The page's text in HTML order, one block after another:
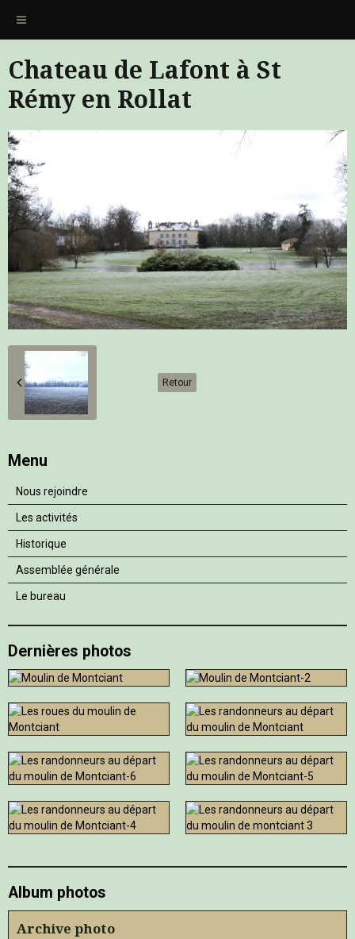
Chateau de Lafont à St
Rémy en Rollat
Retour
Menu
Nous rejoindre
Les activités
Historique
Assemblée générale
Le bureau
Dernières photos
Album photos
Archive photo